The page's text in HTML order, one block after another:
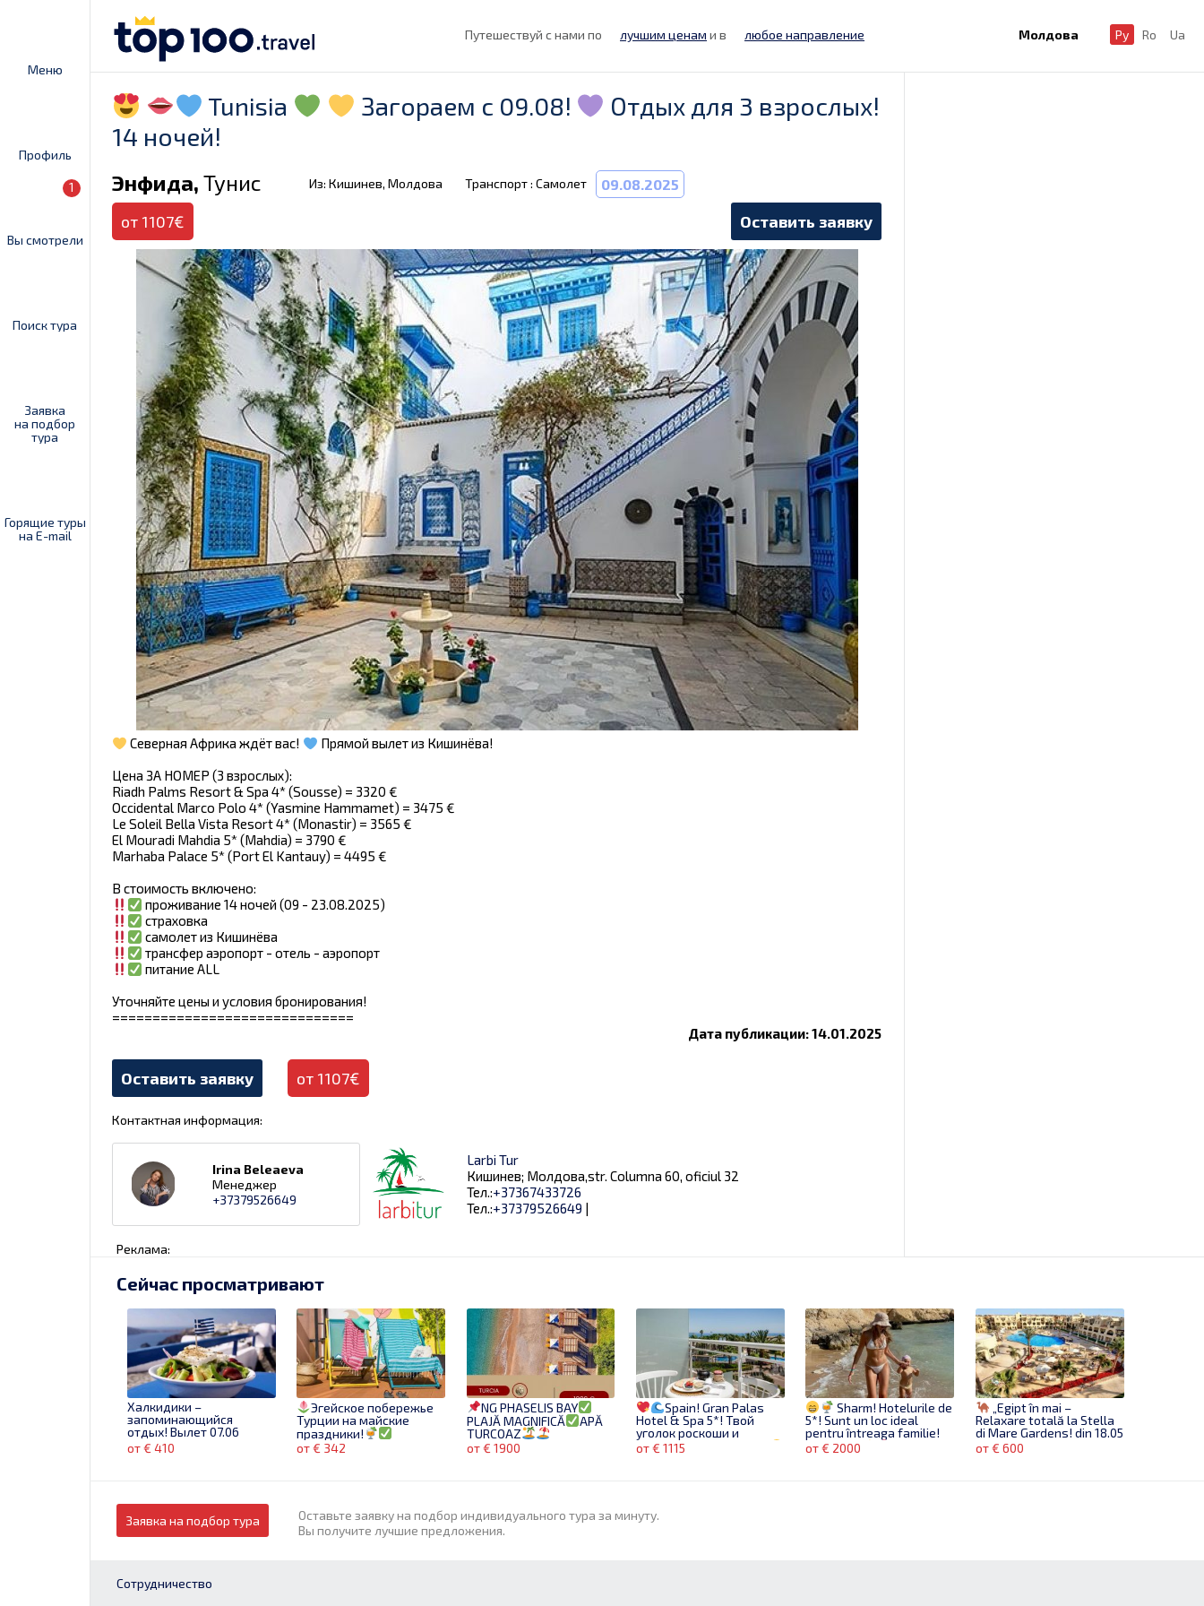
Меню
Профиль
Вы смотрели
1
Поиск тура
Заявка
на подбор
тура
Горящие туры
на E-mail
Путешествуй с нами по лучшим ценам и в любое направление Молдова Ру Ro Ua
Tunisia Загораем с 09.08!
Отдых для 3 взрослых!
14 ночей!
Энфида, Тунис Из: Кишинев, Молдова Транспорт : Самолет 09.08.2025
от 1107€ Оставить заявку
Северная Африка ждёт вас!
Прямой вылет из Кишинёва!
Цена ЗА НОМЕР (3 взрослых):
Riadh Palms Resort & Spa 4* (Sousse) = 3320 €
Occidental Marco Polo 4* (Yasmine Hammamet) = 3475 €
Le Soleil Bella Vista Resort 4* (Monastir) = 3565 €
El Mouradi Mahdia 5* (Mahdia) = 3790 €
Marhaba Palace 5* (Port El Kantauy) = 4495 €
В стоимость включено:
проживание 14 ночей (09 - 23.08.2025)
страховка
самолет из Кишинёва
трансфер аэропорт - отель - аэропорт
питание ALL
Уточняйте цены и условия бронирования!
==============================
Дата публикации: 14.01.2025
Оставить заявку от 1107€
Контактная информация:
Irina Beleaeva
Менеджер
+37379526649
Larbi Tur
Кишинев; Молдова,str. Columna 60, oficiul 32
Тел.:+37367433726
Тел.:+37379526649 |
Реклама:
Сейчас просматривают
Халкидики –
запоминающийся
отдых! Вылет 07.06
от € 410
Эгейское побережье
Турции на майские
праздники!
Бронируй сейчас!
от € 342
NG PHASELIS BAY
PLAJĂ MAGNIFICĂ
APĂ
TURCOAZ
от € 1900
Spain! Gran Palas
Hotel & Spa 5*! Твой
уголок роскоши и
спокойствия у моря!
от € 1115
Sharm! Hotelurile de
5*! Sunt un loc ideal
pentru întreaga familie!
Din 19.04!
от € 2000
„Egipt în mai –
Relaxare totală la Stella
di Mare Gardens! din 18.05
de la600 euro
от € 600
Sharm
Egypt!
Заявка на подбор тура
Оставьте заявку на подбор индивидуального тура за минуту.
Вы получите лучшие предложения.
Сотрудничество